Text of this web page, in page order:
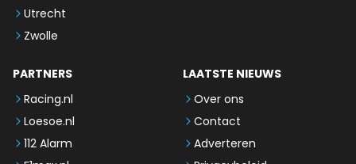
Utrecht
Zwolle
PARTNERS
Racing.nl
Loesoe.nl
112 Alarm
LAATSTE NIEUWS
Over ons
Contact
Adverteren